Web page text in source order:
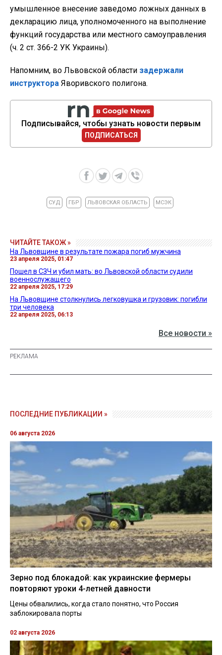
умышленное внесение заведомо ложных данных в
декларацию лица, уполномоченного на выполнение
функций государства или местного самоуправления
(ч. 2 ст. 366-2 УК Украины).
Напомним, во Львовской области задержали
инструктора Яворивского полигона.
Подписывайся, чтобы узнать новости первым
ПОДПИСАТЬСЯ
СУД ГБР ЛЬВОВСКАЯ ОБЛАСТЬ МСЭК
ЧИТАЙТЕ ТАКОЖ »
На Львовщине в результате пожара погиб мужчина
23 апреля 2025, 01:47
Пошел в СЗЧ и убил мать: во Львовской области судили
военнослужащего
22 апреля 2025, 17:29
На Львовщине столкнулись легковушка и грузовик: погибли
три человека
22 апреля 2025, 06:13
Все новости »
ПОСЛЕДНИЕ ПУБЛИКАЦИИ »
06 августа 2026
Зерно под блокадой: как украинские фермеры
повторяют уроки 4-летней давности
Цены обвалились, когда стало понятно, что Россия
заблокировала порты
02 августа 2026